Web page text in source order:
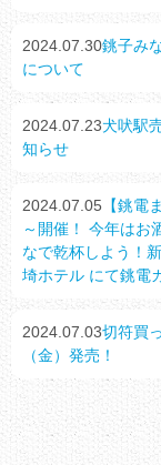
2024.07.30銚子み
について
2024.07.23犬吠駅
知らせ
2024.07.05 【銚電
～開催！ 今年はお
なで乾杯しよう！
埼ホテル にて銚電
2024.07.03切符買
（金）発売！